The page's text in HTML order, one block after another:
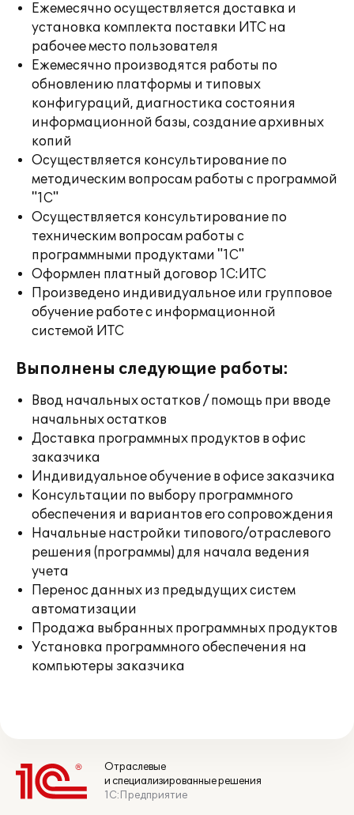
Ежемесячно осуществляется доставка и
установка комплекта поставки ИТС на
рабочее место пользователя
Ежемесячно производятся работы по
обновлению платформы и типовых
конфигураций, диагностика состояния
информационной базы, создание архивных
копий
Осуществляется консультирование по
методическим вопросам работы с программой
"1С"
Осуществляется консультирование по
техническим вопросам работы с
программными продуктами "1С"
Оформлен платный договор 1С:ИТС
Произведено индивидуальное или групповое
обучение работе с информационной
системой ИТС
Выполнены следующие работы:
Ввод начальных остатков / помощь при вводе
начальных остатков
Доставка программных продуктов в офис
заказчика
Индивидуальное обучение в офисе заказчика
Консультации по выбору программного
обеспечения и вариантов его сопровождения
Начальные настройки типового/отраслевого
решения (программы) для начала ведения
учета
Перенос данных из предыдущих систем
автоматизации
Продажа выбранных программных продуктов
Установка программного обеспечения на
компьютеры заказчика
Отраслевые
и специализированные решения
1С:Предприятие